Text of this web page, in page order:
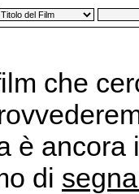
che
è
di